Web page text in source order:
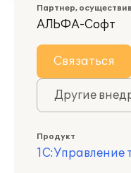
Партнер,
АЛЬФА-Софт
Связаться
Другие
Продукт
1С:Управление